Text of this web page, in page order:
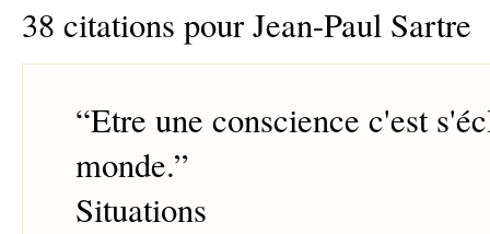
38 citations pour Jean-Paul Sartre
“Etre une conscience c'est
monde.”
Situations